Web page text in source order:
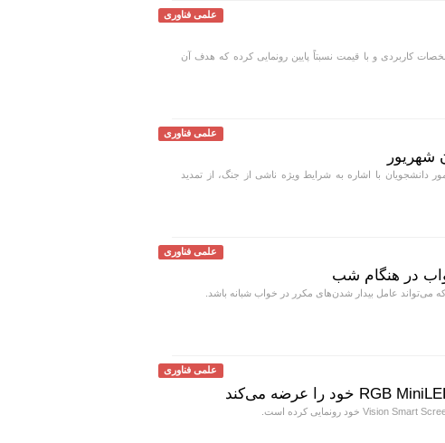
علمی فناوری
کاربردی و با قیمت نسبتاً پایین رونمایی کرده که هدف آن
علمی فناوری
شهریور
دانشجویان با اشاره به شرایط ویژه ناشی از جنگ، از تمدید
علمی فناوری
که می‌تواند عامل بیدار شدن‌های مکرر در خواب شبانه باشد.
علمی فناوری